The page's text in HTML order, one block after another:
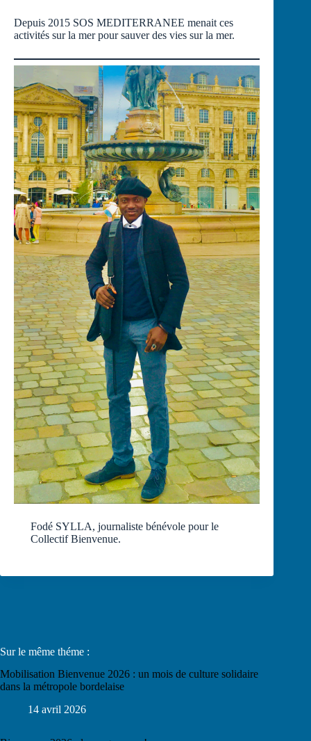
Depuis 2015 SOS MEDITERRANEE menait ces
activités sur la mer pour sauver des vies sur la mer.
Fodé SYLLA, journaliste bénévole pour le
Collectif Bienvenue.
Sur le même théme :
Mobilisation Bienvenue 2026 : un mois de culture solidaire
dans la métropole bordelaise
14 avril 2026